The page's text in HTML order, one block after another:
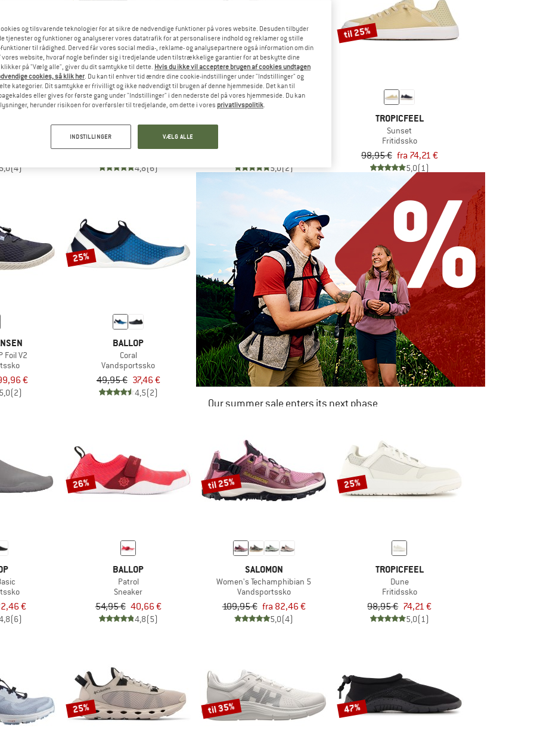
(4)
Vandsportssko
4,8(6)
til 25%
5,0(2)
til 25%
TROPICFEEL
Sunset
Fritidssko
98,95 € fra 74,21 €
5,0(1)
Foil V2
€
5,0(2)
25%
BALLOP
Coral
Vandsportssko
49,95 € 37,46 €
4,5(2)
Our summer sale enters its next phase
TO THE SALE
€
(6)
26%
BALLOP
Patrol
Sneaker
54,95 € 40,66 €
4,8(5)
til 25%
SALOMON
Women's Techamphibian 5
Vandsportssko
109,95 € fra 82,46 €
5,0(4)
25%
TROPICFEEL
Dune
Fritidssko
98,95 € 74,21 €
5,0(1)
25% til 35% 47%
og tilsvarende teknologier for at sikre de nødvendige funktioner på vores website. Desuden tilbyder
tjenester og funktioner og analyserer vores datatrafik for at personalisere indhold og reklamer og stille
til rådighed. Derved får vores social media-, reklame- og analysepartnere også information om din
vores website, hvoraf nogle befinder sig i tredjelande uden tilstrækkelige garantier for at beskytte dine
klikker på "Vælg alle", giver du dit samtykke til dette. Hvis du ikke vil acceptere brugen af cookies undtagen
cookies, så klik her. Du kan til enhver tid ændre dine cookie-indstillinger under "Indstillinger" og
kategorier. Dit samtykke er frivilligt og ikke nødvendigt til brugen af denne hjemmeside. Det kan til
eller gives for første gang under "Indstillinger" i den nederste del på vores hjemmeside. Du kan
herunder risikoen for overførsler til tredjelande, om dette i vores privatlivspolitik.
INDSTILLINGER VÆLG ALLE